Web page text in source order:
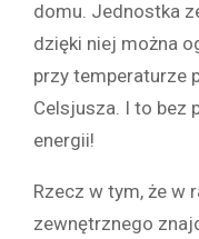
domu. Jednostka
dzięki niej można
przy temperaturze
Celsjusza. I to bez
energii!
Rzecz w tym, że w
zewnętrznego